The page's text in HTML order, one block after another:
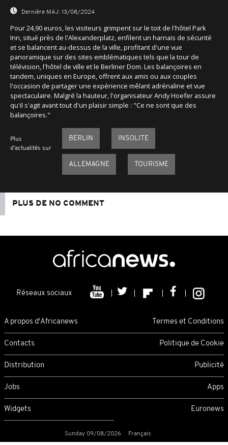
Dernière MAJ: 13/08/2024
Pour 24,90 euros, les visiteurs grimpent sur le toit de l'hôtel Park
Inn, situé près de l'Alexanderplatz, enfilent un harnais de sécurité
et se balancent au-dessus de la ville, profitant d'une vue
panoramique sur des sites emblématiques tels que la tour de
télévision, l'hôtel de ville et le Berliner Dom. Les balançoires en
tandem, uniques en Europe, offrent aux amis ou aux couples
l'occasion de partager une expérience mêlant adrénaline et vue
spectaculaire. Malgré la hauteur, l'organisateur Andy Hoefer assure
qu'il s'agit avant tout d'un plaisir simple : "Ce ne sont que des
balançoires."
Plus
d'actualités sur
BERLIN INSOLITE
ALLEMAGNE TOURISME
PLUS DE NO COMMENT
Réseaux sociaux
A propos d'Africanews Termes et Conditions
Contacts Politique de Cookie
Distribution Publicité
Jobs Apps
Widgets Euronews
Sunday 09/08/2026